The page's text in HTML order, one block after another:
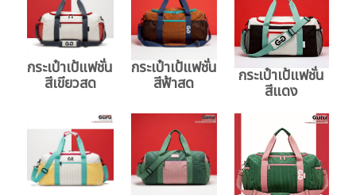
กระเป๋าเป้แฟชั่น
สีเขียวสด
กระเป๋าเป้แฟชั่น
สีฟ้าสด กระเป๋าเป้แฟชั่น
สีแดง